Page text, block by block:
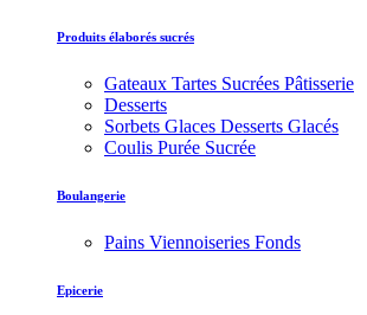
Produits élaborés sucrés
Gateaux Tartes Sucrées Pâtisserie
Desserts
Sorbets Glaces Desserts Glacés
Coulis Purée Sucrée
Boulangerie
Pains Viennoiseries Fonds
Epicerie